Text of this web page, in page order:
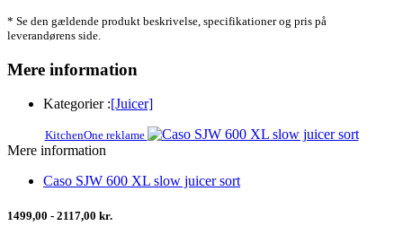
* Se den gældende produkt beskrivelse, specifikationer og pris på
leverandørens side.
Mere information
Kategorier :[Juicer]
KitchenOne reklame
Mere information
Caso SJW 600 XL slow juicer sort
1499,00 - 2117,00 kr.